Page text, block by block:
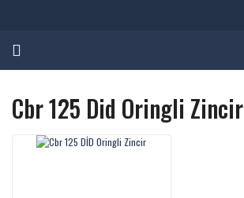
Cbr 125 Did Oringli Zincir